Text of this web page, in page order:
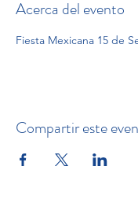
Acerca del evento
Fiesta Mexicana 15 de
Compartir este